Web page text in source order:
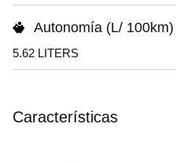
Autonomía (L/ 100km)
5.62 LITERS
Características